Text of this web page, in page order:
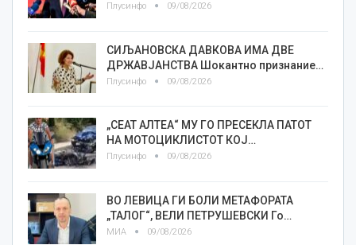
Плусинфо 09/08/2026
СИЉАНОВСКА ДАВКОВА ИМА ДВЕ
ДРЖАВЈАНСТВА Шокантно признание…
Плусинфо 09/08/2026
„СЕАТ АЛТЕА“ МУ ГО ПРЕСЕКЛА ПАТОТ
НА МОТОЦИКЛИСТОТ КОЈ…
Плусинфо 09/08/2026
ВО ЛЕВИЦА ГИ БОЛИ МЕТАФОРАТА
„ТАЛОГ“, ВЕЛИ ПЕТРУШЕВСКИ Го…
МИА 09/08/2026